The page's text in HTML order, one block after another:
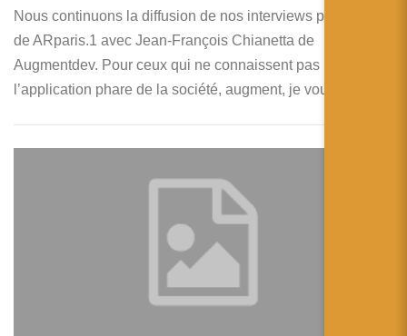
Nous continuons la diffusion de nos interviews prises lors
de ARparis.1 avec Jean-François Chianetta de
Augmentdev. Pour ceux qui ne connaissent pas
l’application phare de la société, augment, je vous …